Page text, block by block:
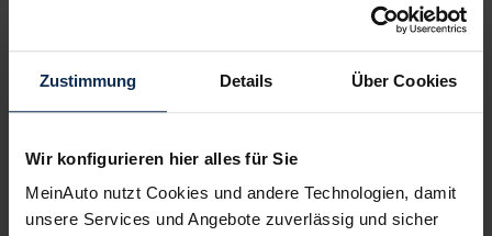
Zustimmung Details Über Cookies
Wir konfigurieren hier alles für Sie
MeinAuto nutzt Cookies und andere Technologien, damit
unsere Services und Angebote zuverlässig und sicher